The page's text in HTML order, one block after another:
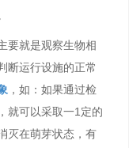
要就是观察生物相
断运行设施的正常
，如：如果通过检
就可以采取一1定的
灭在萌芽状态，有